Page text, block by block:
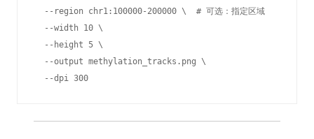
  --region chr1:100000-200000 \  # 可选：指定区域
  --width 10 \
  --height 5 \
  --output methylation_tracks.png \
  --dpi 300